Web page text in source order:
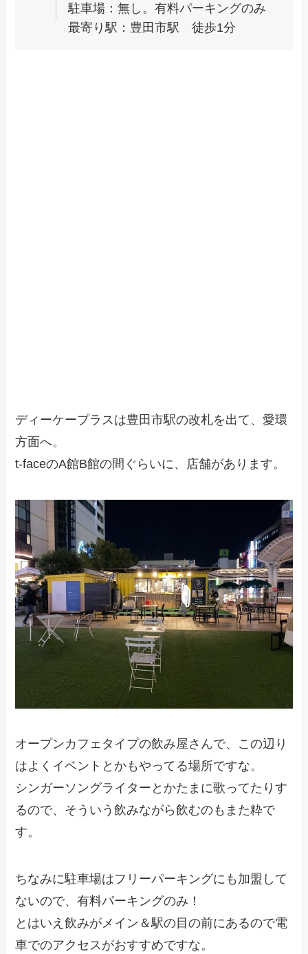
駐車場：無し。有料パーキングのみ
最寄り駅：豊田市駅 徒歩1分
ディーケープラスは豊田市駅の改札を出て、愛環
方面へ。
t-faceのA館B館の間ぐらいに、店舗があります。
オープンカフェタイプの飲み屋さんで、この辺り
はよくイベントとかもやってる場所ですな。
シンガーソングライターとかたまに歌ってたりす
るので、そういう飲みながら飲むのもまた粋で
す。
ちなみに駐車場はフリーパーキングにも加盟して
ないので、有料パーキングのみ！
とはいえ飲みがメイン＆駅の目の前にあるので電
車でのアクセスがおすすめですな。